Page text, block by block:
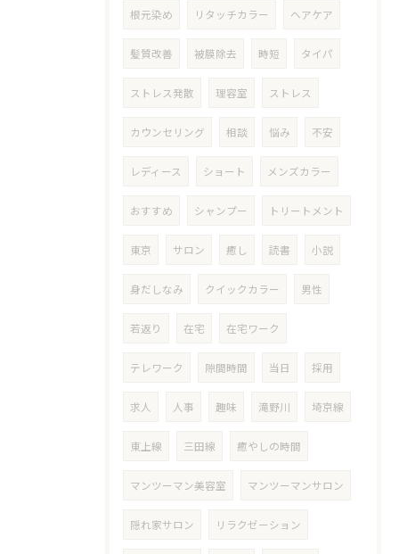
根元染め リタッチカラー ヘアケア
髪質改善 被膜除去 時短 タイパ
ストレス発散 理容室 ストレス
カウンセリング 相談 悩み 不安
レディース ショート メンズカラー
おすすめ シャンプー トリートメント
東京 サロン 癒し 読書 小説
身だしなみ クイックカラー 男性
若返り 在宅 在宅ワーク
テレワーク 隙間時間 当日 採用
求人 人事 趣味 滝野川 埼京線
東上線 三田線 癒やしの時間
マンツーマン美容室 マンツーマンサロン
隠れ家サロン リラクゼーション